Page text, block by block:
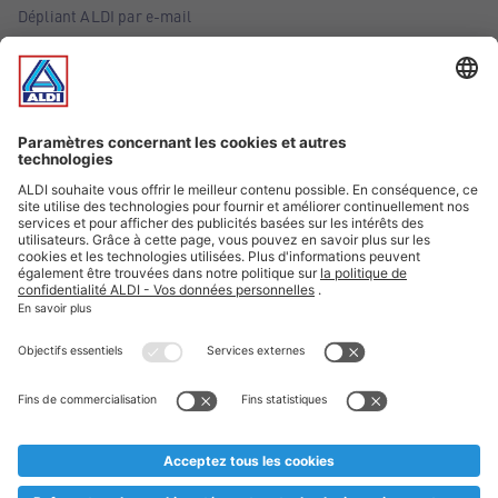
Dépliant ALDI par e-mail
Offres
Infos essentielles
Suivez ALDI Belgique
Textes marqués d'un astérisque et mentions légales
* Nous vendons ces articles temporairement et jusqu'à
au cas où, malgré le planning bien étudié, nous serions
prématurément en rupture de stock. Prix Recupel et TVA incl.
** Sur ce site, l’utilisation de la forme masculine a été adoptée